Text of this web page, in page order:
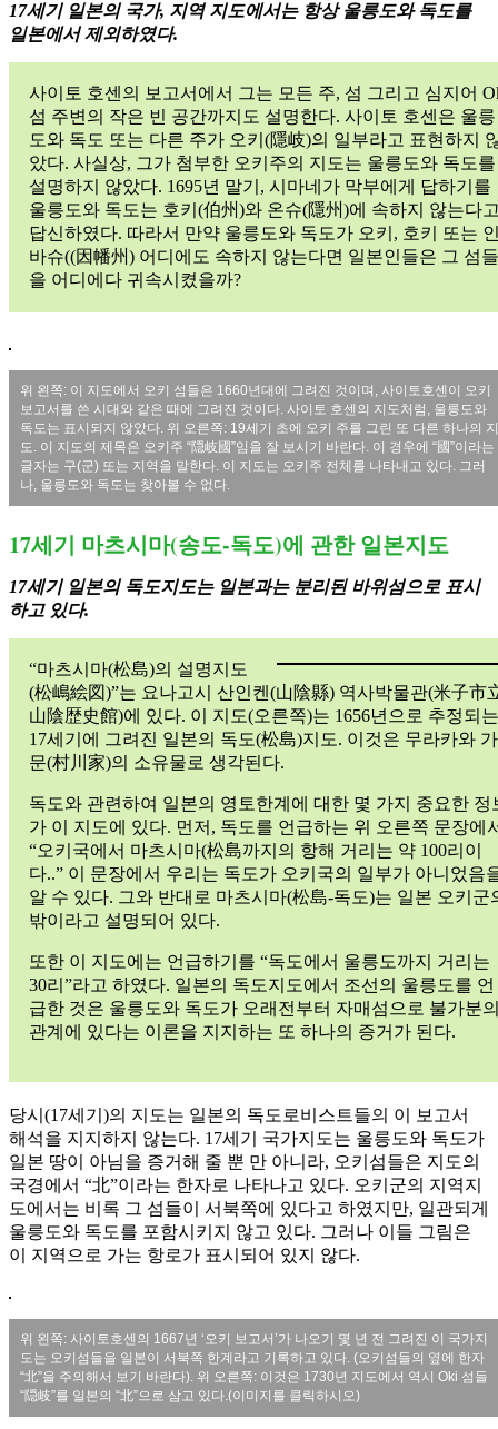
17세기 일본의 국가, 지역 지도에서는 항상 울릉도와 독도를
일본에서 제외하였다.
사이토 호센의 보고서에서 그는 모든 주, 섬 그리고 심지어
섬 주변의 작은 빈 공간까지도 설명한다. 사이토 호센은 울릉
도와 독도 또는 다른 주가 오키(隱岐)의 일부라고 표현하지
았다. 사실상, 그가 첨부한 오키주의 지도는 울릉도와 독도를
설명하지 않았다. 1695년 말기, 시마네가 막부에게 답하기를
울릉도와 독도는 호키(伯州)와 온슈(隱州)에 속하지 않는다
답신하였다. 따라서 만약 울릉도와 독도가 오키, 호키 또는
바슈((因幡州) 어디에도 속하지 않는다면 일본인들은 그 섬들
을 어디에다 귀속시켰을까?
위 왼쪽: 이 지도에서 오키 섬들은 1660년대에 그려진 것이며, 사이토호센이 오키
보고서를 쓴 시대와 같은 때에 그려진 것이다. 사이토 호센의 지도처럼, 울릉도와
독도는 표시되지 않았다. 위 오른쪽: 19세기 초에 오키 주를 그린 또 다른 하나의 지
도. 이 지도의 제목은 오키주 “隠岐國”임을 잘 보시기 바란다. 이 경우에 “國”이라는
글자는 구(군) 또는 지역을 말한다. 이 지도는 오키주 전체를 나타내고 있다. 그러
나, 울릉도와 독도는 찾아볼 수 없다.
17세기 마츠시마(송도-독도)에 관한 일본지도
17세기 일본의 독도지도는 일본과는 분리된 바위섬으로 표시
하고 있다.
“마츠시마(松島)의 설명지도
(松嶋絵図)”는 요나고시 산인켄(山陰縣) 역사박물관(米子市
山陰歴史館)에 있다. 이 지도(오른쪽)는 1656년으로 추정되는
17세기에 그려진 일본의 독도(松島)지도. 이것은 무라카와 가
문(村川家)의 소유물로 생각된다.
독도와 관련하여 일본의 영토한계에 대한 몇 가지 중요한 정
가 이 지도에 있다. 먼저, 독도를 언급하는 위 오른쪽 문장에
“오키국에서 마츠시마(松島까지의 항해 거리는 약 100리이
다..” 이 문장에서 우리는 독도가 오키국의 일부가 아니었음
알 수 있다. 그와 반대로 마츠시마(松島-독도)는 일본 오키군
밖이라고 설명되어 있다.
또한 이 지도에는 언급하기를 “독도에서 울릉도까지 거리는
30리”라고 하였다. 일본의 독도지도에서 조선의 울릉도를 언
급한 것은 울릉도와 독도가 오래전부터 자매섬으로 불가분
관계에 있다는 이론을 지지하는 또 하나의 증거가 된다.
당시(17세기)의 지도는 일본의 독도로비스트들의 이 보고서
해석을 지지하지 않는다. 17세기 국가지도는 울릉도와 독도가
일본 땅이 아님을 증거해 줄 뿐 만 아니라, 오키섬들은 지도의
국경에서 “北”이라는 한자로 나타나고 있다. 오키군의 지역지
도에서는 비록 그 섬들이 서북쪽에 있다고 하였지만, 일관되게
울릉도와 독도를 포함시키지 않고 있다. 그러나 이들 그림은
이 지역으로 가는 항로가 표시되어 있지 않다.
위 왼쪽: 사이토호센의 1667년 ‘오키 보고서’가 나오기 몇 년 전 그려진 이 국가지
도는 오키섬들을 일본이 서북쪽 한계라고 기록하고 있다. (오키섬들의 옆에 한자
“北”을 주의해서 보기 바란다). 위 오른쪽: 이것은 1730년 지도에서 역시 Oki 섬들
“隠岐”를 일본의 “北”으로 삼고 있다.(이미지를 클릭하시오)